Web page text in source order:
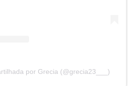
por Grecia (@grecia23___)